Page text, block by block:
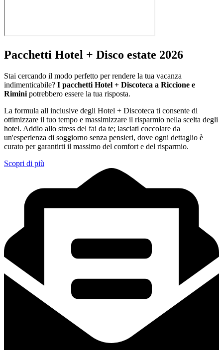
Pacchetti Hotel + Disco estate 2026
Stai cercando il modo perfetto per rendere la tua vacanza
indimenticabile? I pacchetti Hotel + Discoteca a Riccione e
Rimini potrebbero essere la tua risposta.
La formula all inclusive degli Hotel + Discoteca ti consente di
ottimizzare il tuo tempo e massimizzare il risparmio nella scelta degli
hotel. Addio allo stress del fai da te; lasciati coccolare da
un'esperienza di soggiorno senza pensieri, dove ogni dettaglio è
curato per garantirti il massimo del comfort e del risparmio.
Scopri di più